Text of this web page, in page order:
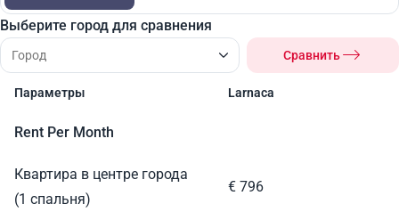
Выберите город для сравнения
Сравнить
Параметры Larnaca
Rent Per Month
Квартира в центре города
(1 спальня)
€ 796